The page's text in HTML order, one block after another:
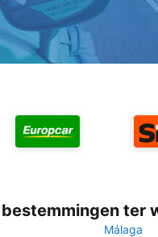
ter
Málaga